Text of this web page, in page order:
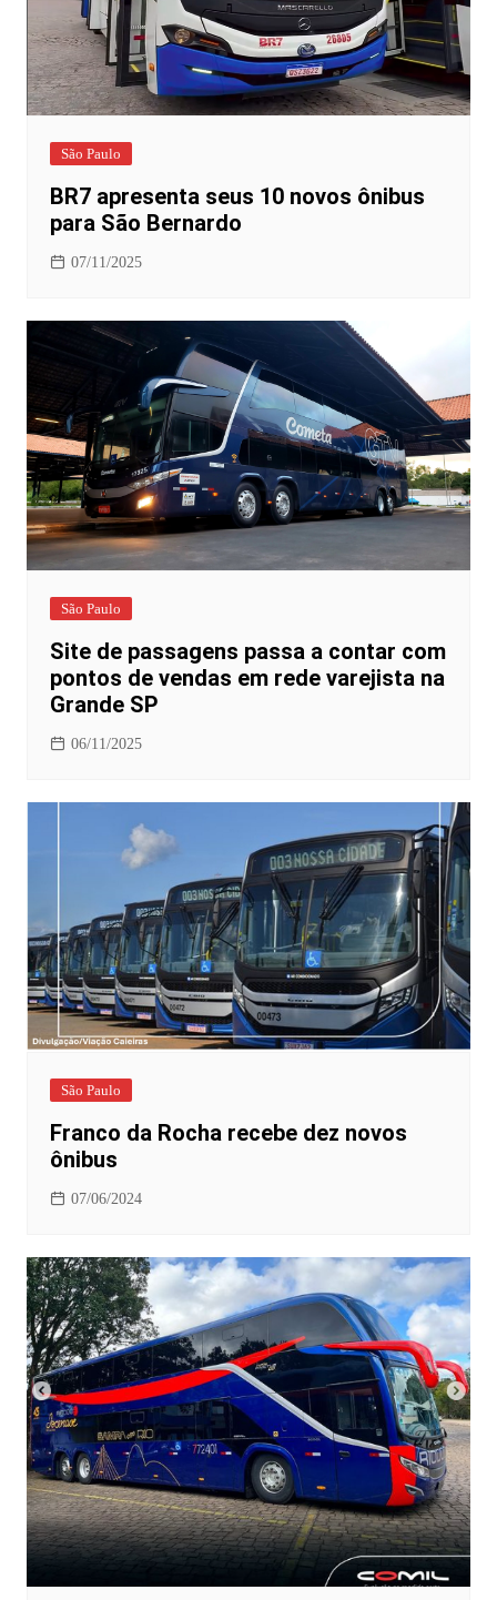
São Paulo
BR7 apresenta seus 10 novos ônibus
para São Bernardo
07/11/2025
São Paulo
Site de passagens passa a contar com
pontos de vendas em rede varejista na
Grande SP
06/11/2025
São Paulo
Franco da Rocha recebe dez novos
ônibus
07/06/2024